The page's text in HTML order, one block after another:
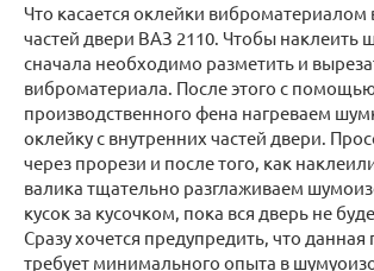
Что касается оклейки виброматериалом
частей двери ВАЗ 2110. Чтобы наклеить
сначала необходимо разметить и
виброматериала. После этого с
производственного фена нагреваем
оклейку с внутренних частей двери.
через прорези и после того, как
валика тщательно разглаживаем
кусок за кусочком, пока вся дверь не
Сразу хочется предупредить, что данная
требует минимального опыта в